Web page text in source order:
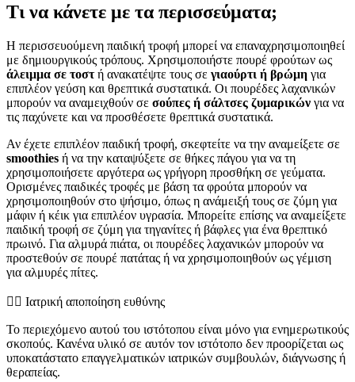
Τι να κάνετε με τα περισσεύματα;
Η περισσευούμενη παιδική τροφή μπορεί να επαναχρησιμοποιηθεί
με δημιουργικούς τρόπους. Χρησιμοποιήστε πουρέ φρούτων ως
άλειμμα σε τοστή ανακατέψτε τους σε γιαούρτι ή βρώμη για
επιπλέον γεύση και θρεπτικά συστατικά. Οι πουρέδες λαχανικών
μπορούν να αναμειχθούν σε σούπες ή σάλτσες ζυμαρικών για να
τις παχύνετε και να προσθέσετε θρεπτικά συστατικά.
Αν έχετε επιπλέον παιδική τροφή, σκεφτείτε να την αναμείξετε σε
smoothies ή να την καταψύξετε σε θήκες πάγου για να τη
χρησιμοποιήσετε αργότερα ως γρήγορη προσθήκη σε γεύματα.
Ορισμένες παιδικές τροφές με βάση τα φρούτα μπορούν να
χρησιμοποιηθούν στο ψήσιμο, όπως η ανάμειξή τους σε ζύμη για
μάφιν ή κέικ για επιπλέον υγρασία. Μπορείτε επίσης να αναμείξετε
παιδική τροφή σε ζύμη για τηγανίτες ή βάφλες για ένα θρεπτικό
πρωινό. Για αλμυρά πιάτα, οι πουρέδες λαχανικών μπορούν να
προστεθούν σε πουρέ πατάτας ή να χρησιμοποιηθούν ως γέμιση
για αλμυρές πίτες.
👨‍⚕️️ Ιατρική αποποίηση ευθύνης
Το περιεχόμενο αυτού του ιστότοπου είναι μόνο για ενημερωτικούς
σκοπούς. Κανένα υλικό σε αυτόν τον ιστότοπο δεν προορίζεται ως
υποκατάστατο επαγγελματικών ιατρικών συμβουλών, διάγνωσης ή
θεραπείας.